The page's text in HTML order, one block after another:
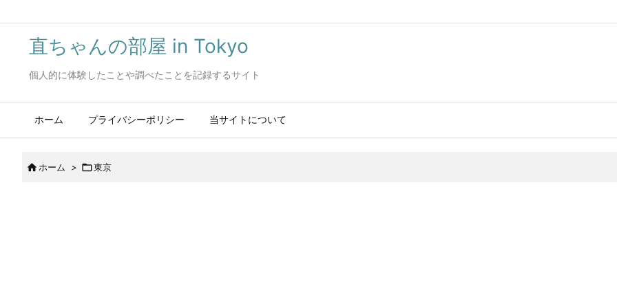
直ちゃんの部屋 in Tokyo
個人的に体験したことや調べたことを記録するサイト
ホーム プライバシーポリシー 当サイトについて
 ホーム > 東京